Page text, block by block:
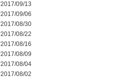
2017/09/13
2017/09/06
2017/08/30
2017/08/22
2017/08/16
2017/08/09
2017/08/04
2017/08/02